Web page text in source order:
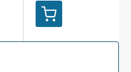
Toevoegen
aan
winkelwagentje